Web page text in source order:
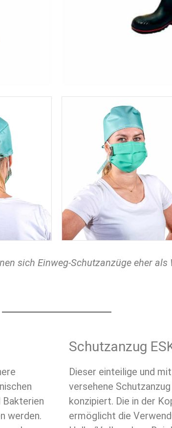
sich Einweg-Schutzanzüge eher als
Bakterien
werden.
Schutzanzug
Dieser einteilige und
versehene
konzipiert. Die in der
ermöglicht die